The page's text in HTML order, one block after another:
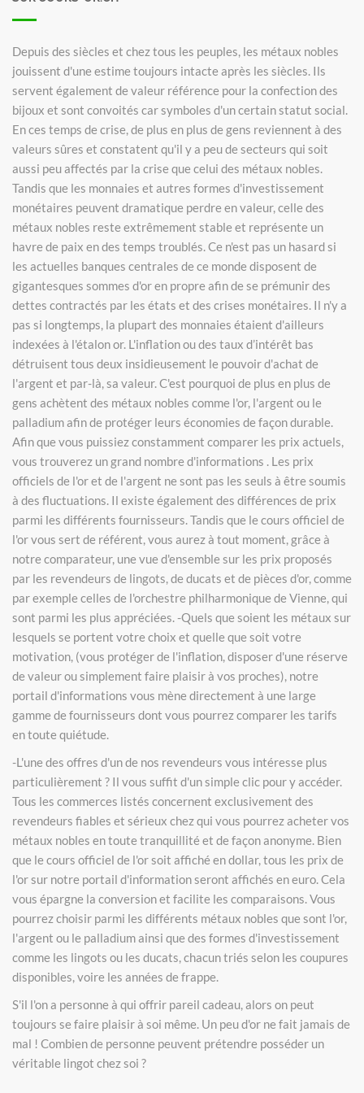
Depuis des siècles et chez tous les peuples, les métaux nobles
jouissent d'une estime toujours intacte après les siècles. Ils
servent également de valeur référence pour la confection des
bijoux et sont convoités car symboles d'un certain statut social.
En ces temps de crise, de plus en plus de gens reviennent à des
valeurs sûres et constatent qu'il y a peu de secteurs qui soit
aussi peu affectés par la crise que celui des métaux nobles.
Tandis que les monnaies et autres formes d'investissement
monétaires peuvent dramatique perdre en valeur, celle des
métaux nobles reste extrêmement stable et représente un
havre de paix en des temps troublés. Ce n'est pas un hasard si
les actuelles banques centrales de ce monde disposent de
gigantesques sommes d'or en propre afin de se prémunir des
dettes contractés par les états et des crises monétaires. Il n'y a
pas si longtemps, la plupart des monnaies étaient d'ailleurs
indexées à l'étalon or. L'inflation ou des taux d’intérêt bas
détruisent tous deux insidieusement le pouvoir d'achat de
l'argent et par-là, sa valeur. C'est pourquoi de plus en plus de
gens achètent des métaux nobles comme l'or, l'argent ou le
palladium afin de protéger leurs économies de façon durable.
Afin que vous puissiez constamment comparer les prix actuels,
vous trouverez un grand nombre d'informations . Les prix
officiels de l'or et de l'argent ne sont pas les seuls à être soumis
à des fluctuations. Il existe également des différences de prix
parmi les différents fournisseurs. Tandis que le cours officiel de
l'or vous sert de référent, vous aurez à tout moment, grâce à
notre comparateur, une vue d'ensemble sur les prix proposés
par les revendeurs de lingots, de ducats et de pièces d'or, comme
par exemple celles de l'orchestre philharmonique de Vienne, qui
sont parmi les plus appréciées. -Quels que soient les métaux sur
lesquels se portent votre choix et quelle que soit votre
motivation, (vous protéger de l'inflation, disposer d'une réserve
de valeur ou simplement faire plaisir à vos proches), notre
portail d'informations vous mène directement à une large
gamme de fournisseurs dont vous pourrez comparer les tarifs
en toute quiétude.
-L'une des offres d'un de nos revendeurs vous intéresse plus
particulièrement ? Il vous suffit d'un simple clic pour y accéder.
Tous les commerces listés concernent exclusivement des
revendeurs fiables et sérieux chez qui vous pourrez acheter vos
métaux nobles en toute tranquillité et de façon anonyme. Bien
que le cours officiel de l'or soit affiché en dollar, tous les prix de
l'or sur notre portail d'information seront affichés en euro. Cela
vous épargne la conversion et facilite les comparaisons. Vous
pourrez choisir parmi les différents métaux nobles que sont l'or,
l'argent ou le palladium ainsi que des formes d'investissement
comme les lingots ou les ducats, chacun triés selon les coupures
disponibles, voire les années de frappe.
S'il l'on a personne à qui offrir pareil cadeau, alors on peut
toujours se faire plaisir à soi même. Un peu d'or ne fait jamais de
mal ! Combien de personne peuvent prétendre posséder un
véritable lingot chez soi ?